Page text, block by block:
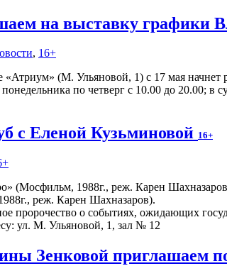
на выставку графики
, 16+
«Атриум» (М. Ульяновой, 1) с 17 мая
по четверг с 10.00 до 20.00; в
с Еленой Кузьминовой 16+
реж. Карен Шахназаров).
пророчество о событиях, ожидающих
ул. М. Ульяновой, 1, зал № 12
Зенковой приглашаем